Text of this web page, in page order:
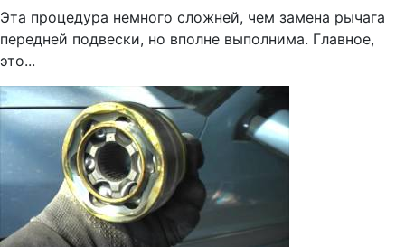
Эта процедура немного сложней, чем замена рычага
передней подвески, но вполне выполнима. Главное,
это...